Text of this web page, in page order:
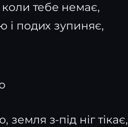
тебе немає,
і подих зупиняє,
з-під ніг тікає,